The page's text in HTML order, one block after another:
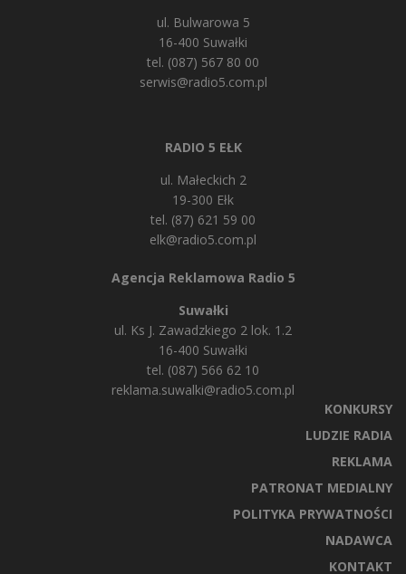
ul. Bulwarowa 5
16-400 Suwałki
tel. (087) 567 80 00
serwis@radio5.com.pl
RADIO 5 EŁK
ul. Małeckich 2
19-300 Ełk
tel. (87) 621 59 00
elk@radio5.com.pl
Agencja Reklamowa Radio 5
Suwałki
ul. Ks J. Zawadzkiego 2 lok. 1.2
16-400 Suwałki
tel. (087) 566 62 10
reklama.suwalki@radio5.com.pl
KONKURSY
LUDZIE RADIA
REKLAMA
PATRONAT MEDIALNY
POLITYKA PRYWATNOŚCI
NADAWCA
KONTAKT